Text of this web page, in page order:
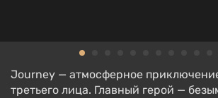
Journey — атмосферное
третьего лица. Главный герой —